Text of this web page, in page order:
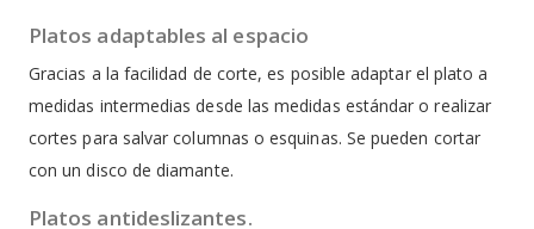
Platos adaptables al espacio
Gracias a la facilidad de corte, es posible adaptar el plato a
medidas intermedias desde las medidas estándar o realizar
cortes para salvar columnas o esquinas. Se pueden cortar
con un disco de diamante.
Platos antideslizantes.